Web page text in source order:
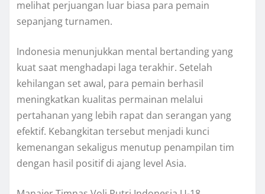
melihat perjuangan luar biasa para pemain
sepanjang turnamen.
Indonesia menunjukkan mental bertanding yang
kuat saat menghadapi laga terakhir. Setelah
kehilangan set awal, para pemain berhasil
meningkatkan kualitas permainan melalui
pertahanan yang lebih rapat dan serangan yang
efektif. Kebangkitan tersebut menjadi kunci
kemenangan sekaligus menutup penampilan tim
dengan hasil positif di ajang level Asia.